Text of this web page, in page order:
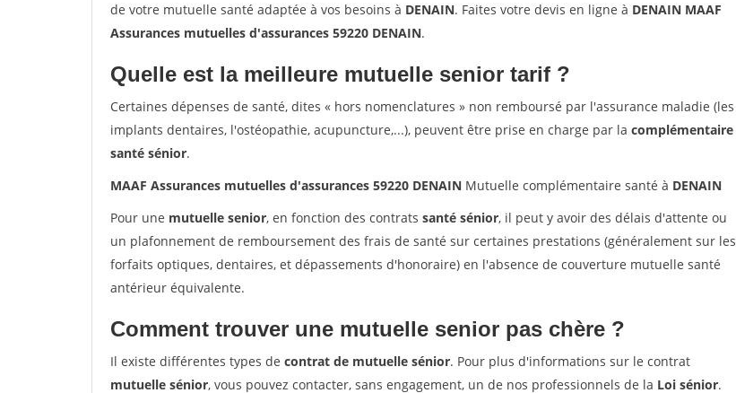
de votre mutuelle santé adaptée à vos besoins à DENAIN. Faites votre devis en ligne à DENAIN MAAF
Assurances mutuelles d'assurances 59220 DENAIN.
Quelle est la meilleure mutuelle senior tarif ?
Certaines dépenses de santé, dites « hors nomenclatures » non remboursé par l'assurance maladie (les
implants dentaires, l'ostéopathie, acupuncture,...), peuvent être prise en charge par la complémentaire
santé sénior.
MAAF Assurances mutuelles d'assurances 59220 DENAIN Mutuelle complémentaire santé à DENAIN
Pour une mutuelle senior, en fonction des contrats santé sénior, il peut y avoir des délais d'attente ou
un plafonnement de remboursement des frais de santé sur certaines prestations (généralement sur les
forfaits optiques, dentaires, et dépassements d'honoraire) en l'absence de couverture mutuelle santé
antérieur équivalente.
Comment trouver une mutuelle senior pas chère ?
Il existe différentes types de contrat de mutuelle sénior. Pour plus d'informations sur le contrat
mutuelle sénior, vous pouvez contacter, sans engagement, un de nos professionnels de la Loi sénior.